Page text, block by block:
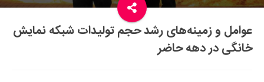
سفر و گردشگری
ایران گردی
جهان گردی
عوامل و زمینه‌های رشد حجم تولیدات شبکه نمایش
خانگی در دهه حاضر